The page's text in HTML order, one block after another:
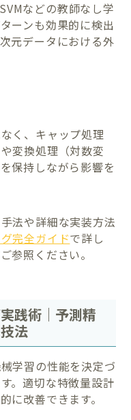
などの教師なし学
ーンも効果的に検出
元データにおける外
く、キャップ処理
変換処理（対数変
保持しながら影響を
法や詳細な実装方法
完全ガイドで詳し
参照ください。
践術｜予測精
法
学習の性能を決定づ
。適切な特徴量設計
に改善できます。